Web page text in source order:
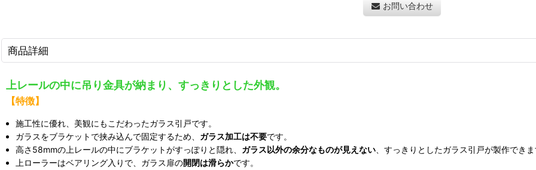
お問い合わせ
商品詳細
上レールの中に吊り金具が納まり、すっきりとした外観。
【特徴】
施工性に優れ、美観にもこだわったガラス引戸です。
ガラスをブラケットで挟み込んで固定するため、 ガラス加工は不要です。
高さ58mmの上レールの中にブラケットがすっぽりと隠れ、 ガラス以外の余分なものが見えない 、すっきりとしたガラス引戸が製作でき
上ローラーはベアリング入りで、ガラス扉の開閉は滑らかです。